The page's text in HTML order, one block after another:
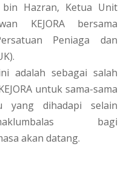
Hazran, Ketua Unit
KEJORA bersama
Peniaga dan
adalah sebagai salah
untuk sama-sama
yang dihadapi selain
bagi
akan datang.